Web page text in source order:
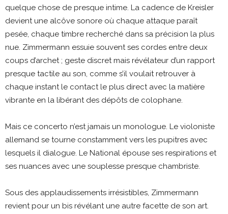
quelque chose de presque intime. La cadence de Kreisler
devient une alcôve sonore où chaque attaque paraît
pesée, chaque timbre recherché dans sa précision la plus
nue. Zimmermann essuie souvent ses cordes entre deux
coups d’archet ; geste discret mais révélateur d’un rapport
presque tactile au son, comme s’il voulait retrouver à
chaque instant le contact le plus direct avec la matière
vibrante en la libérant des dépôts de colophane.
Mais ce concerto n’est jamais un monologue. Le violoniste
allemand se tourne constamment vers les pupitres avec
lesquels il dialogue. Le National épouse ses respirations et
ses nuances avec une souplesse presque chambriste.
Sous des applaudissements irrésistibles, Zimmermann
revient pour un bis révélant une autre facette de son art.